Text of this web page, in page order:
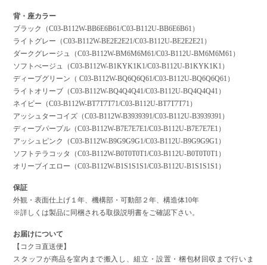
背・座カラー
ブラック（C03-B112W-BB6E6B61/C03-B112U-BB6E6B61）
ライトグレー（C03-B112W-BE2E2E21/C03-B112U-BE2E2E21）
ダークグレージュ（C03-B112W-BM6M6M61/C03-B112U-BM6M6M61）
ソフトべージュ（C03-B112W-B1KYK1K1/C03-B112U-B1KYK1K1）
ディープグリーン（ C03-B112W-BQ6Q6Q61/C03-B112U-BQ6Q6Q61）
ライトオリーブ（C03-B112W-BQ4Q4Q41/C03-B112U-BQ4Q4Q41）
ネイビー（C03-B112W-BT7T7T71/C03-B112U-BT7T7T71）
アッシュターコイズ（C03-B112W-B3939391/C03-B112U-B3939391）
ディープパープル（C03-B112W-B7E7E7E1/C03-B112U-B7E7E7E1）
アッシュピンク（C03-B112W-B9G9G9G1/C03-B112U-B9G9G9G1）
ソフトテラコッタ（C03-B112W-B0T0T0T1/C03-B112U-B0T0T0T1）
オリーブイエロー（C03-B112W-B1S1S1S1/C03-B112U-B1S1S1S1）
保証
外観・表面仕上げ１年、機構部・可動部２年、構造体10年
※詳しくは製品に同梱される取扱説明書をご確認下さい。
お届けについて
【コクヨ直送便】
スタッフが商品を室内まで搬入し、組立・設置・梱包材回収まで行いま